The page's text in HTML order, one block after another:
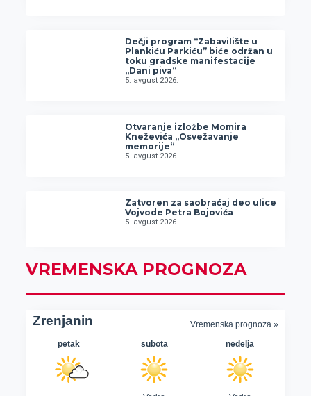
Dečji program “Zabavilište u
Plankiću Parkiću” biće održan u
toku gradske manifestacije
„Dani piva“
5. avgust 2026.
Otvaranje izložbe Momira
Kneževića „Osvežavanje
memorije“
5. avgust 2026.
Zatvoren za saobraćaj deo ulice
Vojvode Petra Bojovića
5. avgust 2026.
VREMENSKA PROGNOZA